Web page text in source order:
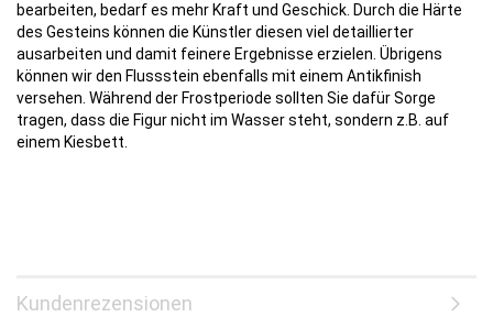
bearbeiten, bedarf es mehr Kraft und Geschick. Durch die Härte
des Gesteins können die Künstler diesen viel detaillierter
ausarbeiten und damit feinere Ergebnisse erzielen. Übrigens
können wir den Flussstein ebenfalls mit einem Antikfinish
versehen. Während der Frostperiode sollten Sie dafür Sorge
tragen, dass die Figur nicht im Wasser steht, sondern z.B. auf
einem Kiesbett.
Kundenrezensionen